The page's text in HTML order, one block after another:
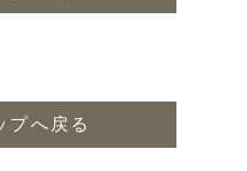
プへ戻る